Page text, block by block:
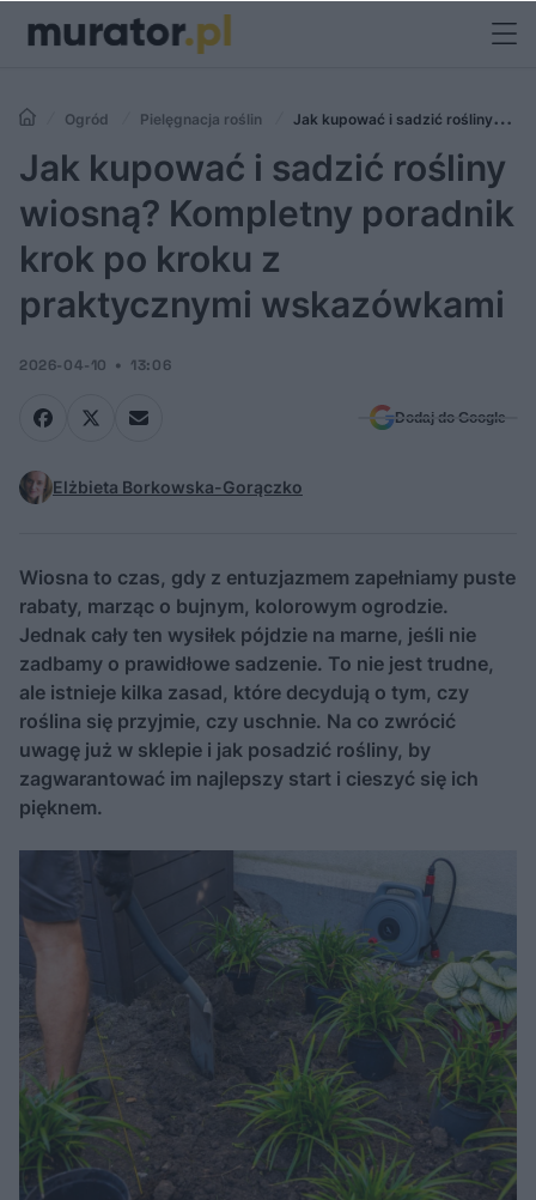
Ogród Pielęgnacja roślin
Jak kupować i sadzić rośliny
wiosną? Kompletny poradnik krok po kroku z praktycznymi
wskazówkami
Jak kupować i sadzić rośliny
wiosną? Kompletny poradnik
krok po kroku z
praktycznymi wskazówkami
2026-04-10 13:06
Dodaj do Google
Elżbieta Borkowska-Gorączko
Wiosna to czas, gdy z entuzjazmem zapełniamy puste
rabaty, marząc o bujnym, kolorowym ogrodzie.
Jednak cały ten wysiłek pójdzie na marne, jeśli nie
zadbamy o prawidłowe sadzenie. To nie jest trudne,
ale istnieje kilka zasad, które decydują o tym, czy
roślina się przyjmie, czy uschnie. Na co zwrócić
uwagę już w sklepie i jak posadzić rośliny, by
zagwarantować im najlepszy start i cieszyć się ich
pięknem.